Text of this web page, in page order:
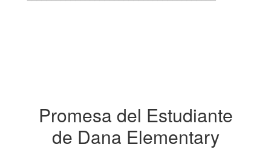
Promesa del Estudiante
de Dana Elementary